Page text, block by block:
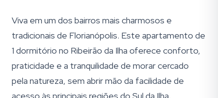
Viva em um dos bairros mais charmosos e
tradicionais de Florianópolis. Este apartamento de
1 dormitório no Ribeirão da Ilha oferece conforto,
praticidade e a tranquilidade de morar cercado
pela natureza, sem abrir mão da facilidade de